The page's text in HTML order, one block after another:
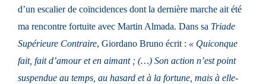
d’un escalier de coïncidences dont la dernière marche ait été
ma rencontre fortuite avec Martin Almada. Dans sa Triade
Supérieure Contraire, Giordano Bruno écrit : « Quiconque
fait, fait d’amour et en aimant ; (…) Son action n’est point
suspendue au temps, au hasard et à la fortune, mais à elle-